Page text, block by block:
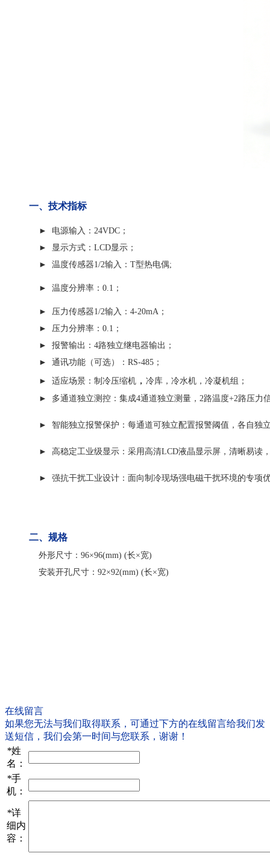
一、技术指标
► 电源输入：24VDC；
► 显示方式：LCD显示；
► 温度传感器1/2输入：T型热电偶;
► 温度分辨率：0.1；
► 压力传感器1/2输入：4-20mA；
► 压力分辨率：0.1；
► 报警输出：4路独立继电器输出；
► 通讯功能（可选）：RS-485；
► 适应场景：制冷压缩机 ， 冷库， 冷水机， 冷凝机组 ；
► 多通道独立测控： 集成4通道独立测量 ，2路温度+2路压
► 智能独立报警保护： 每通道可独立配置报警阈值，各自独
► 高稳定工业级显示： 采用高清LCD液晶显示屏，清晰易读
► 强抗干扰工业设计： 面向制冷现场强电磁干扰环境的专项
二、规格
外形尺寸：96×96(mm) (长×宽)
安装开孔尺寸：92×92(mm) (长×宽)
在线留言
如果您无法与我们取得联系，可通过下方的在线留言给我们发
送短信，我们会第一时间与您联系，谢谢！
*姓
名：
*手
机：
*详
细内
容：